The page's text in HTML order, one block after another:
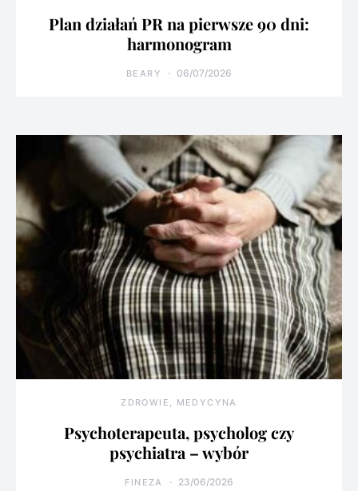
Plan działań PR na pierwsze 90 dni:
harmonogram
BEARY 06/07/2026
ZDROWIE, MEDYCYNA
Psychoterapeuta, psycholog czy
psychiatra – wybór
FINEZA 23/06/2026